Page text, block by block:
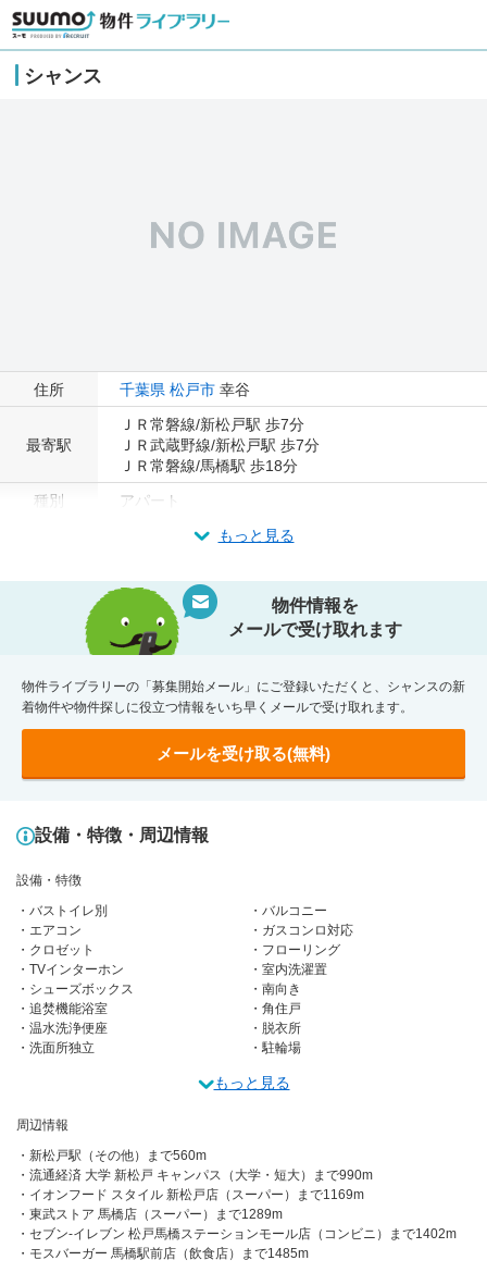
シャンス
住所 千葉県 松戸市 幸谷
最寄駅
ＪＲ常磐線/新松戸駅 歩7分
ＪＲ武蔵野線/新松戸駅 歩7分
ＪＲ常磐線/馬橋駅 歩18分
種別
アパート
もっと見る
物件情報を
メールで受け取れます
物件ライブラリーの「募集開始メール」にご登録いただくと、シャンスの新
着物件や物件探しに役立つ情報をいち早くメールで受け取れます。
メールを受け取る(無料)
設備・特徴・周辺情報
設備・特徴
バストイレ別
バルコニー
エアコン
ガスコンロ対応
クロゼット
フローリング
TVインターホン
室内洗濯置
シューズボックス
南向き
追焚機能浴室
角住戸
温水洗浄便座
脱衣所
洗面所独立
駐輪場
もっと見る
周辺情報
新松戸駅（その他）まで560m
流通経済 大学 新松戸 キャンパス（大学・短大）まで990m
イオンフード スタイル 新松戸店（スーパー）まで1169m
東武ストア 馬橋店（スーパー）まで1289m
セブン-イレブン 松戸馬橋ステーションモール店（コンビニ）まで1402m
モスバーガー 馬橋駅前店（飲食店）まで1485m